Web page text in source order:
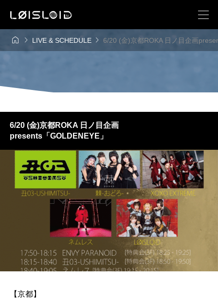
  LIVE & SCHEDULE  6/20 (金)京都ROKA 日ノ目企画
6/20 (金)京都ROKA 日ノ目企画
presents「GOLDENEYE」
【京都】